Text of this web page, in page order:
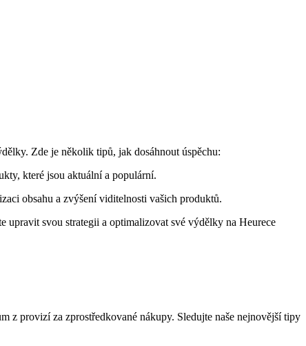
Zde je několik tipů, jak dosáhnout úspěchu:
které jsou aktuální a populární.
obsahu a zvýšení viditelnosti vašich produktů.
upravit svou strategii a optimalizovat své výdělky na Heurece
z provizí za zprostředkované nákupy. Sledujte naše nejnovější tipy